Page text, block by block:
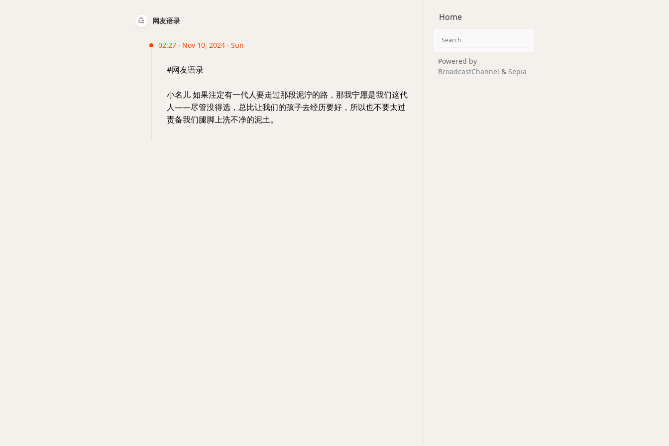
网友语录
02:27 · Nov 10, 2024 · Sun
#网友语录
小名儿 如果注定有一代人要走过那段泥泞的路，那我宁愿是我们这代
人——尽管没得选，总比让我们的孩子去经历要好，所以也不要太过
责备我们腿脚上洗不净的泥土。
Home
Powered by
BroadcastChannel & Sepia